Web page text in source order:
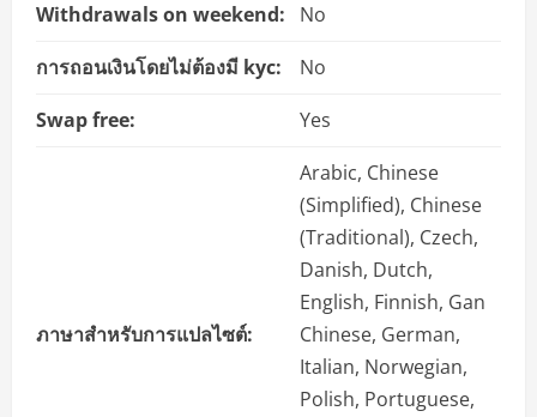
Withdrawals on weekend:
No
การถอนเงินโดยไม่ต้องมี kyc:
No
Swap free:
Yes
ภาษาสำหรับการแปลไซต์:
Arabic, Chinese
(Simplified), Chinese
(Traditional), Czech,
Danish, Dutch,
English, Finnish, Gan
Chinese, German,
Italian, Norwegian,
Polish, Portuguese,